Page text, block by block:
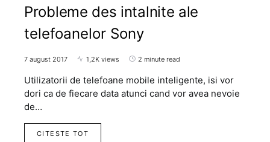
Probleme des intalnite ale
telefoanelor Sony
7 august 2017 1,2K views 2 minute read
Utilizatorii de telefoane mobile inteligente, isi vor
dori ca de fiecare data atunci cand vor avea nevoie
de…
CITESTE TOT